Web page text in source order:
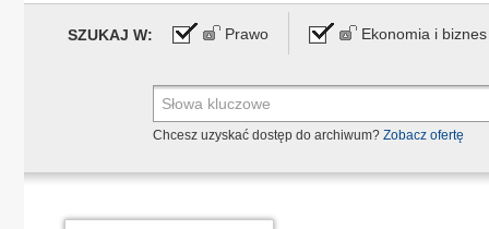
SZUKAJ W: Prawo Ekonomia i biznes
Chcesz uzyskać dostęp do archiwum? Zobacz ofertę